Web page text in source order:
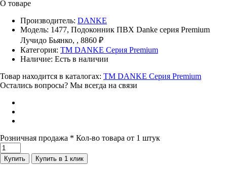
О товаре
Производитель: DANKE
Модель: 1477, Подоконник ПВХ Danke серия Premium
Лучидо Бьянко, , 8860 ₽
Категория: TM DANKE Серия Premium
Наличие: Есть в наличии
Товар находится в каталогах: TM DANKE Серия Premium
Остались вопросы? Мы всегда на связи
Розничная продажа * Кол-во товара от 1 штук
Купить Купить в 1 клик